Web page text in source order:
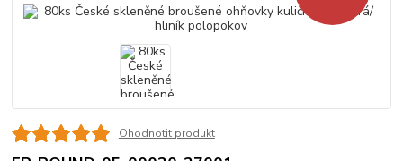
Ohodnotit produkt